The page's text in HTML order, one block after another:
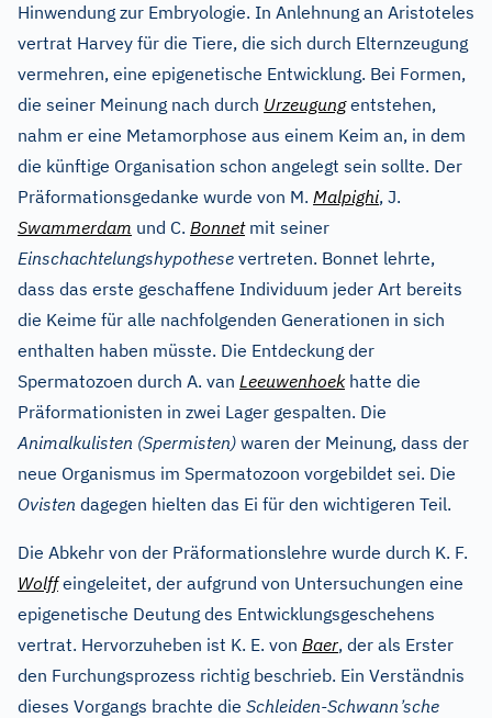
Hinwendung zur Embryologie. In Anlehnung an Aristoteles
vertrat Harvey für die Tiere, die sich durch Elternzeugung
vermehren, eine epigenetische Entwicklung. Bei Formen,
die seiner Meinung nach durch Urzeugungentstehen,
nahm er eine Metamorphose aus einem Keim an, in dem
die künftige Organisation schon angelegt sein sollte. Der
Präformationsgedanke wurde von M. Malpighi, J.
Swammerdam und C. Bonnetmit seiner
Einschachtelungshypothese vertreten. Bonnet lehrte,
dass das erste geschaffene Individuum jeder Art bereits
die Keime für alle nachfolgenden Generationen in sich
enthalten haben müsste. Die Entdeckung der
Spermatozoen durch A. van Leeuwenhoekhatte die
Präformationisten in zwei Lager gespalten. Die
Animalkulisten (Spermisten) waren der Meinung, dass der
neue Organismus im Spermatozoon vorgebildet sei. Die
Ovisten dagegen hielten das Ei für den wichtigeren Teil.
Die Abkehr von der Präformationslehre wurde durch K. F.
Wolffeingeleitet, der aufgrund von Untersuchungen eine
epigenetische Deutung des Entwicklungsgeschehens
vertrat. Hervorzuheben ist K. E. von Baer, der als Erster
den Furchungsprozess richtig beschrieb. Ein Verständnis
dieses Vorgangs brachte die Schleiden-Schwann ’sche